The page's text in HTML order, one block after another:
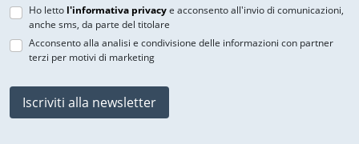
Ho letto l'informativa privacye acconsento all'invio di comunicazioni,
anche sms, da parte del titolare
Acconsento alla analisi e condivisione delle informazioni con partner
terzi per motivi di marketing
Iscriviti alla newsletter